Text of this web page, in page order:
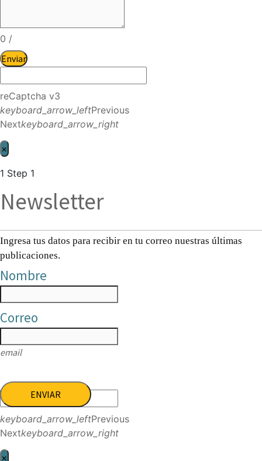
0 /
Enviar
reCaptcha v3
keyboard_arrow_leftPrevious
Nextkeyboard_arrow_right
×
1 Step 1
Newsletter
Ingresa tus datos para recibir en tu correo nuestras últimas
publicaciones.
Nombre
Correo
email
ENVIAR
keyboard_arrow_leftPrevious
Nextkeyboard_arrow_right
×